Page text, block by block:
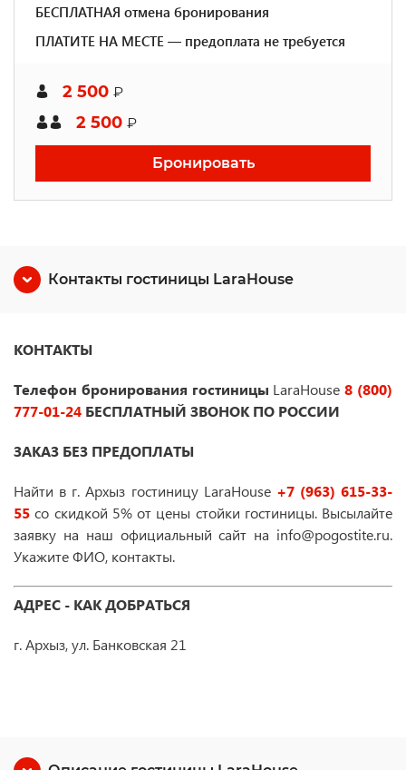
БЕСПЛАТНАЯ отмена бронирования
ПЛАТИТЕ НА МЕСТЕ — предоплата не требуется
2 500 ₽
2 500 ₽
Бронировать
Контакты гостиницы LaraHouse
КОНТАКТЫ
Телефон бронирования гостиницы LaraHouse8 (800)
777-01-24 БЕСПЛАТНЫЙ ЗВОНОК ПО РОССИИ
ЗАКАЗ БЕЗ ПРЕДОПЛАТЫ
Найти в г. Архыз гостиницу LaraHouse +7 (963) 615-33-
55 со скидкой 5% от цены стойки гостиницы. Высылайте
заявку на наш официальный сайт на info@pogostite.ru.
Укажите ФИО, контакты.
АДРЕС - КАК ДОБРАТЬСЯ
г. Архыз, ул. Банковская 21